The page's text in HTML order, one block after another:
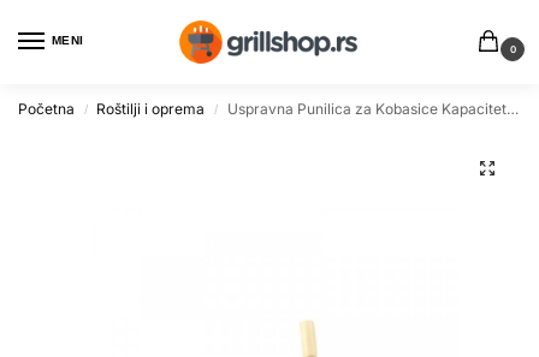
MENI
0
Početna / Roštilji i oprema / Uspravna Punilica za Kobasice Kapaciteta 4 Litra – Grillshop